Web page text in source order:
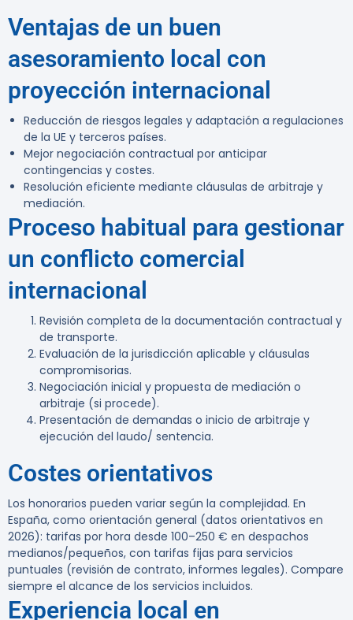
Ventajas de un buen
asesoramiento local con
proyección internacional
Reducción de riesgos legales y adaptación a regulaciones
de la UE y terceros países.
Mejor negociación contractual por anticipar
contingencias y costes.
Resolución eficiente mediante cláusulas de arbitraje y
mediación.
Proceso habitual para gestionar
un conflicto comercial
internacional
Revisión completa de la documentación contractual y
de transporte.
Evaluación de la jurisdicción aplicable y cláusulas
compromisorias.
Negociación inicial y propuesta de mediación o
arbitraje (si procede).
Presentación de demandas o inicio de arbitraje y
ejecución del laudo/ sentencia.
Costes orientativos
Los honorarios pueden variar según la complejidad. En
España, como orientación general (datos orientativos en
2026): tarifas por hora desde 100–250 € en despachos
medianos/pequeños, con tarifas fijas para servicios
puntuales (revisión de contrato, informes legales). Compare
siempre el alcance de los servicios incluidos.
Experiencia local en